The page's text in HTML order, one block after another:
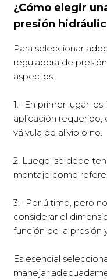
¿Cómo elegir
presión
Para seleccionar
reguladora de
aspectos.
1.- En primer lugar,
aplicación requerido,
válvula de alivio o no.
2. Luego, se debe
montaje como
3.- Por último, pero
considerar el
función de la presión
Es esencial
manejar